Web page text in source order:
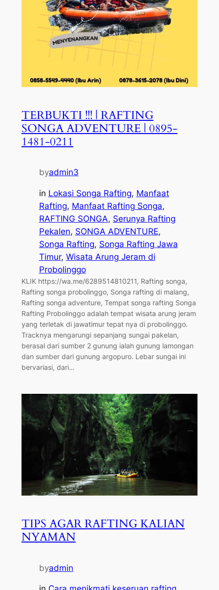
TERBUKTI !!! | RAFTING
SONGA ADVENTURE | 0895-
1481-0211
byadmin3
in Lokasi Songa Rafting, Manfaat
Rafting, Manfaat Rafting Songa
RAFTING SONGA, Serunya Rafting
Pekalen, SONGA ADVENTURE
Songa Rafting, Songa Rafting Jawa
Timur, Wisata Arung Jeram di
Probolinggo
KLIK https://wa.me/6289514810211, Rafting songa,
Rafting songa probolinggo, Songa rafting di malang,
Rafting songa adventure, Tempat songa rafting Songa
Rafting Probolinggo adalah tempat wisata arung jeram
yang terletak di jawatimur tepat nya di probolinggo.
Tracknya mengarungi sepanjang sungai pakelan,
berasal dari sumber 2 gunung ialah gunung lamongan
dan sumber dari gunung argopuro. Lebar sungai ini
bervariasi, dari…
TIPS AGAR RAFTING KALIAN
NYAMAN
byadmin